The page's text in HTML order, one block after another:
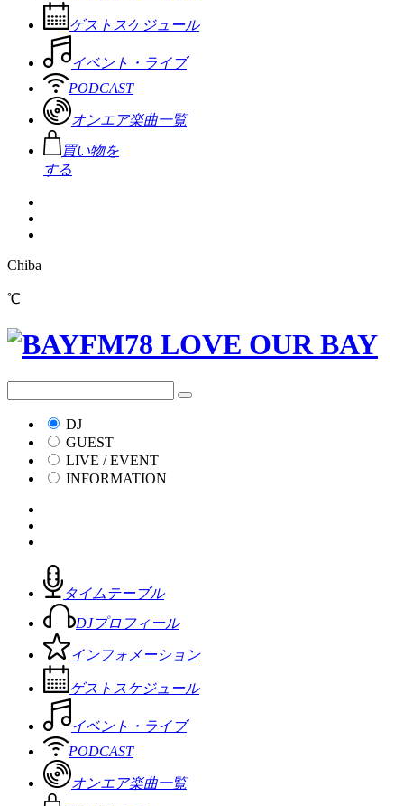
ゲストスケジュール
イベント・ライブ
PODCAST
オンエア楽曲一覧
買い物を
する
Chiba
℃
DJ
GUEST
LIVE / EVENT
INFORMATION
タイムテーブル
DJプロフィール
インフォメーション
ゲストスケジュール
イベント・ライブ
PODCAST
オンエア楽曲一覧